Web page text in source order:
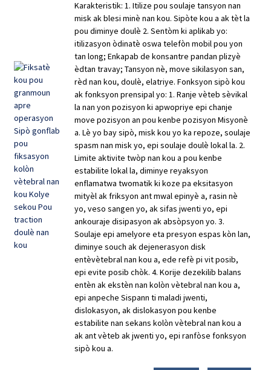
Karakteristik: 1. Itilize pou soulaje tansyon nan
misk ak blesi minè nan kou. Sipòte kou a ak tèt la
pou diminye doulè 2. Sentòm ki aplikab yo:
itilizasyon òdinatè oswa telefòn mobil pou yon
tan long; Enkapab de konsantre pandan plizyè
èdtan travay; Tansyon nè, move sikilasyon san,
rèd nan kou, doulè, elatriye. Fonksyon sipò kou
ak fonksyon prensipal yo: 1. Ranje vèteb sèvikal
la nan yon pozisyon ki apwopriye epi chanje
move pozisyon an pou kenbe pozisyon Misyonè
a. Lè yo bay sipò, misk kou yo ka repoze, soulaje
spasm nan misk yo, epi soulaje doulè lokal la. 2.
Limite aktivite twòp nan kou a pou kenbe
estabilite lokal la, diminye reyaksyon
enflamatwa twomatik ki koze pa eksitasyon
mityèl ak friksyon ant mwal epinyè a, rasin nè
yo, veso sangen yo, ak sifas jwenti yo, epi
ankouraje disipasyon ak absòpsyon yo. 3.
Soulaje epi amelyore eta presyon espas kòn lan,
diminye souch ak dejenerasyon disk
entèvètebral nan kou a, ede refè pi vit posib,
epi evite posib chòk. 4. Korije dezekilib balans
entèn ak ekstèn nan kolòn vètebral nan kou a,
epi anpeche Sispann ti maladi jwenti,
dislokasyon, ak dislokasyon pou kenbe
estabilite nan sekans kolòn vètebral nan kou a
ak ant vèteb ak jwenti yo, epi ranfòse fonksyon
sipò kou a.